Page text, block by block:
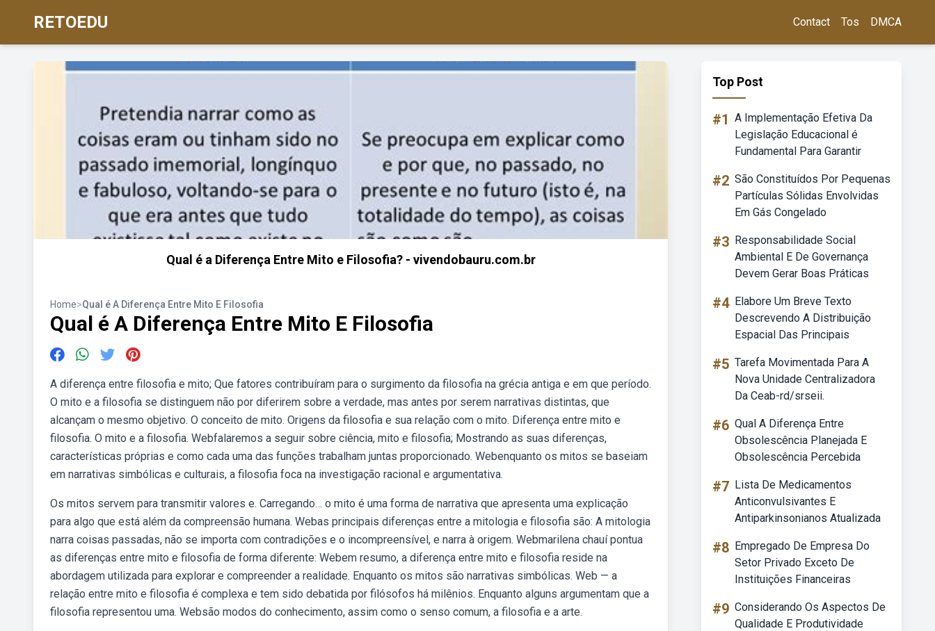
RETOEDU Contact Tos DMCA
Qual é a Diferença Entre Mito e Filosofia? - vivendobauru.com.br
Home>Qual é A Diferença Entre Mito E Filosofia
Qual é A Diferença Entre Mito E Filosofia
A diferença entre filosofia e mito; Que fatores contribuíram para o surgimento da filosofia na grécia antiga e em que período.
O mito e a filosofia se distinguem não por diferirem sobre a verdade, mas antes por serem narrativas distintas, que
alcançam o mesmo objetivo. O conceito de mito. Origens da filosofia e sua relação com o mito. Diferença entre mito e
filosofia. O mito e a filosofia. Webfalaremos a seguir sobre ciência, mito e filosofia; Mostrando as suas diferenças,
características próprias e como cada uma das funções trabalham juntas proporcionado. Webenquanto os mitos se baseiam
em narrativas simbólicas e culturais, a filosofia foca na investigação racional e argumentativa.
Os mitos servem para transmitir valores e. Carregando… o mito é uma forma de narrativa que apresenta uma explicação
para algo que está além da compreensão humana. Webas principais diferenças entre a mitologia e filosofia são: A mitologia
narra coisas passadas, não se importa com contradições e o incompreensível, e narra à origem. Webmarilena chauí pontua
as diferenças entre mito e filosofia de forma diferente: Webem resumo, a diferença entre mito e filosofia reside na
abordagem utilizada para explorar e compreender a realidade. Enquanto os mitos são narrativas simbólicas. Web — a
relação entre mito e filosofia é complexa e tem sido debatida por filósofos há milênios. Enquanto alguns argumentam que a
filosofia representou uma. Websão modos do conhecimento, assim como o senso comum, a filosofia e a arte.
Top Post
#1 A Implementação Efetiva Da
Legislação Educacional é
Fundamental Para Garantir
#2 São Constituídos Por Pequenas
Partículas Sólidas Envolvidas
Em Gás Congelado
#3 Responsabilidade Social
Ambiental E De Governança
Devem Gerar Boas Práticas
#4 Elabore Um Breve Texto
Descrevendo A Distribuição
Espacial Das Principais
#5 Tarefa Movimentada Para A
Nova Unidade Centralizadora
Da Ceab-rd/srseii.
#6 Qual A Diferença Entre
Obsolescência Planejada E
Obsolescência Percebida
#7 Lista De Medicamentos
Anticonvulsivantes E
Antiparkinsonianos Atualizada
#8 Empregado De Empresa Do
Setor Privado Exceto De
Instituições Financeiras
#9 Considerando Os Aspectos De
Qualidade E Produtividade